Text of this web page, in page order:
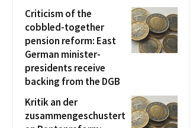
Criticism of the
cobbled-together
pension reform: East
German minister-
presidents receive
backing from the DGB
Kritik an der
zusammengeschustert